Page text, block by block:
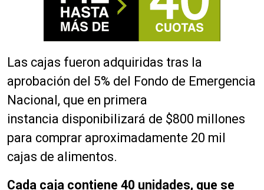
Las cajas fueron adquiridas tras la
aprobación del 5% del Fondo de Emergencia
Nacional, que en primera
instancia disponibilizará de $800 millones
para comprar aproximadamente 20 mil
cajas de alimentos.
Cada caja contiene 40 unidades, que se